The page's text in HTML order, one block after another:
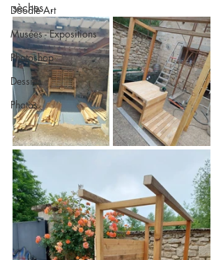
Doodle Art
Musées - Expositions
Photoshop
Dessins
Photos
sèches...